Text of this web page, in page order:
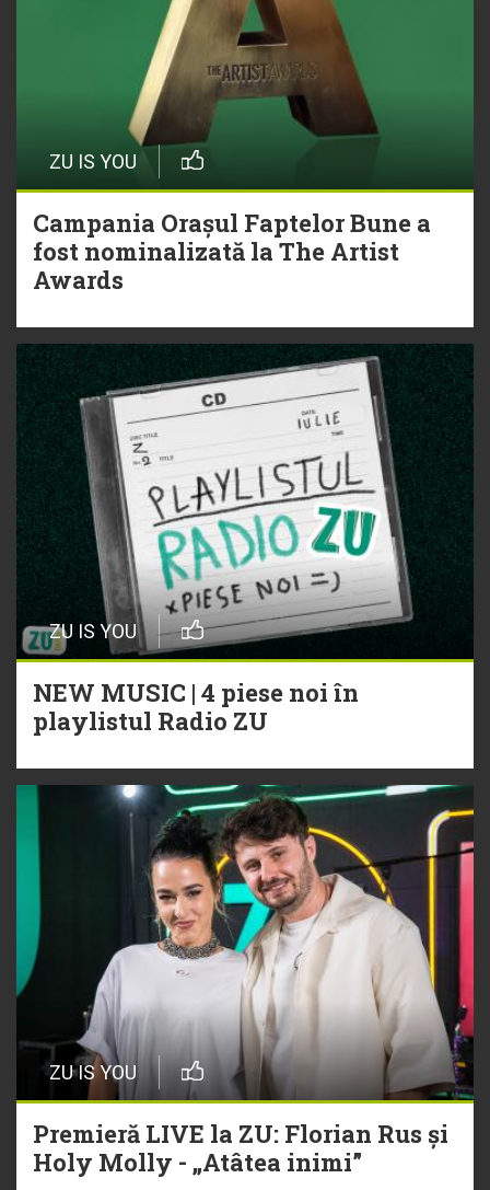
ZU IS YOU
Campania Orașul Faptelor Bune a
fost nominalizată la The Artist
Awards
ZU IS YOU
NEW MUSIC | 4 piese noi în
playlistul Radio ZU
ZU IS YOU
Premieră LIVE la ZU: Florian Rus și
Holy Molly - „Atâtea inimi”